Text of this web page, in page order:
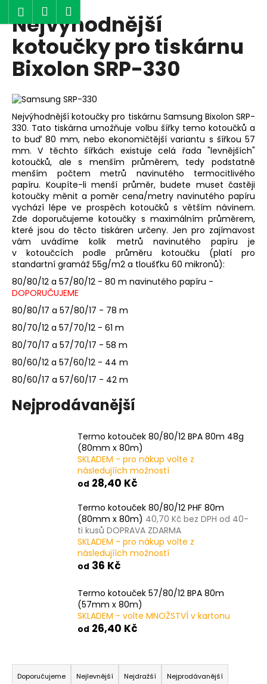
Přejít
obsah
HledatPřihlášení
Nákupní
košík
Nejvýhodnější
kotoučky pro tiskárnu
Bixolon SRP-330
Nejvýhodnější kotoučky pro tiskárnu Samsung Bixolon SRP-
330. Tato tiskárna umožňuje volbu šířky temo kotoučků a
to buď 80 mm, nebo ekonomičtější variantu s šířkou 57
mm. V těchto šířkách existuje celá řada "levnějších"
kotoučků, ale s menším průměrem, tedy podstatně
menším počtem metrů navinutého termocitlivého
papíru. Koupíte-li menší průměr, budete muset častěji
kotoučky měnit a poměr cena/metry navinutého papíru
vychází lépe ve prospěch kotoučků s větším návinem.
Zde doporučujeme kotoučky s maximálním průměrem,
které jsou do těcto tiskáren určeny. Jen pro zajímavost
vám uvádíme kolik metrů navinutého papíru je
v kotoučcích podle průměru kotoučku (platí pro
standartní gramáž 55g/m2 a tloušťku 60 mikronů):
80/80/12 a 57/80/12 - 80 m navinutého papíru -
DOPORUČUJEME
80/80/17 a 57/80/17 - 78 m
80/70/12 a 57/70/12 - 61 m
80/70/17 a 57/70/17 - 58 m
80/60/12 a 57/60/12 - 44 m
80/60/17 a 57/60/17 - 42 m
Nejprodávanější
Termo kotouček 80/80/12 BPA 80m 48g
(80mm x 80m)
SKLADEM - pro nákup volte z
následujíích možností
od 28,40 Kč
Termo kotouček 80/80/12 PHF 80m
(80mm x 80m) 40,70 Kč bez DPH od 40-
ti kusů DOPRAVA ZDARMA
SKLADEM - pro nákup volte z
následujíích možností
od 36 Kč
Termo kotouček 57/80/12 BPA 80m
(57mm x 80m)
SKLADEM - volte MNOŽSTVÍ v kartonu
od 26,40 Kč
Ř
a
Doporučujeme Nejlevnější Nejdražší Nejprodávanější
o Zpět
Zpět
C
o
p
o
t
ř
e
b
u
j
e
t
e
n
a
j
í
t
?
HLEDAT
BPA
78M